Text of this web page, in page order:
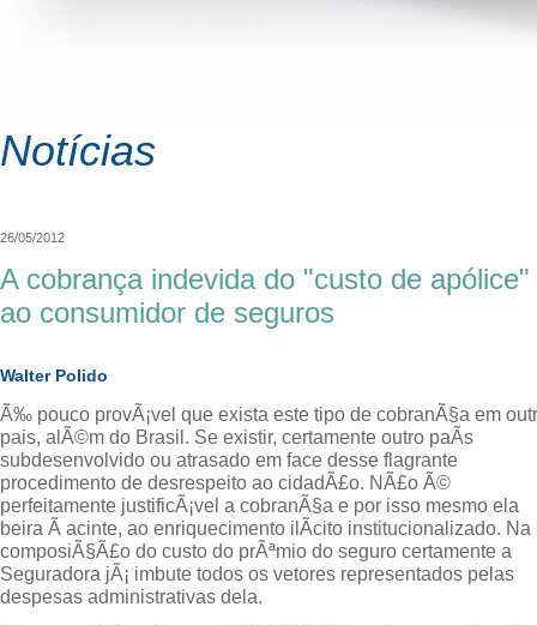
Notícias
26/05/2012
A cobrança indevida do "custo de
ao consumidor de seguros
Walter Polido
Ã‰ pouco provÃ¡vel que exista este tipo de cobranÃ§a em
pais, alÃ©m do Brasil. Se existir, certamente outro paÃ­s
subdesenvolvido ou atrasado em face desse flagrante
procedimento de desrespeito ao cidadÃ£o. NÃ£o Ã©
perfeitamente justificÃ¡vel a cobranÃ§a e por isso mesmo ela
beira Ã acinte, ao enriquecimento ilÃ­cito institucionalizado. Na
composiÃ§Ã£o do custo do prÃªmio do seguro certamente a
Seguradora jÃ¡ imbute todos os vetores representados pelas
despesas administrativas dela.